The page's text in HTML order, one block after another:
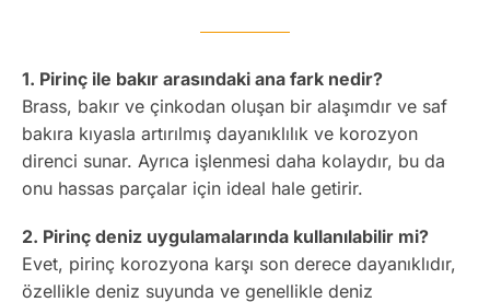
1. Pirinç ile bakır arasındaki ana fark nedir?
Brass, bakır ve çinkodan oluşan bir alaşımdır ve saf
bakıra kıyasla artırılmış dayanıklılık ve korozyon
direnci sunar. Ayrıca işlenmesi daha kolaydır, bu da
onu hassas parçalar için ideal hale getirir.
2. Pirinç deniz uygulamalarında kullanılabilir mi?
Evet, pirinç korozyona karşı son derece dayanıklıdır,
özellikle deniz suyunda ve genellikle deniz